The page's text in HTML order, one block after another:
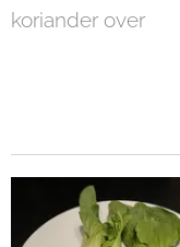
koriander over